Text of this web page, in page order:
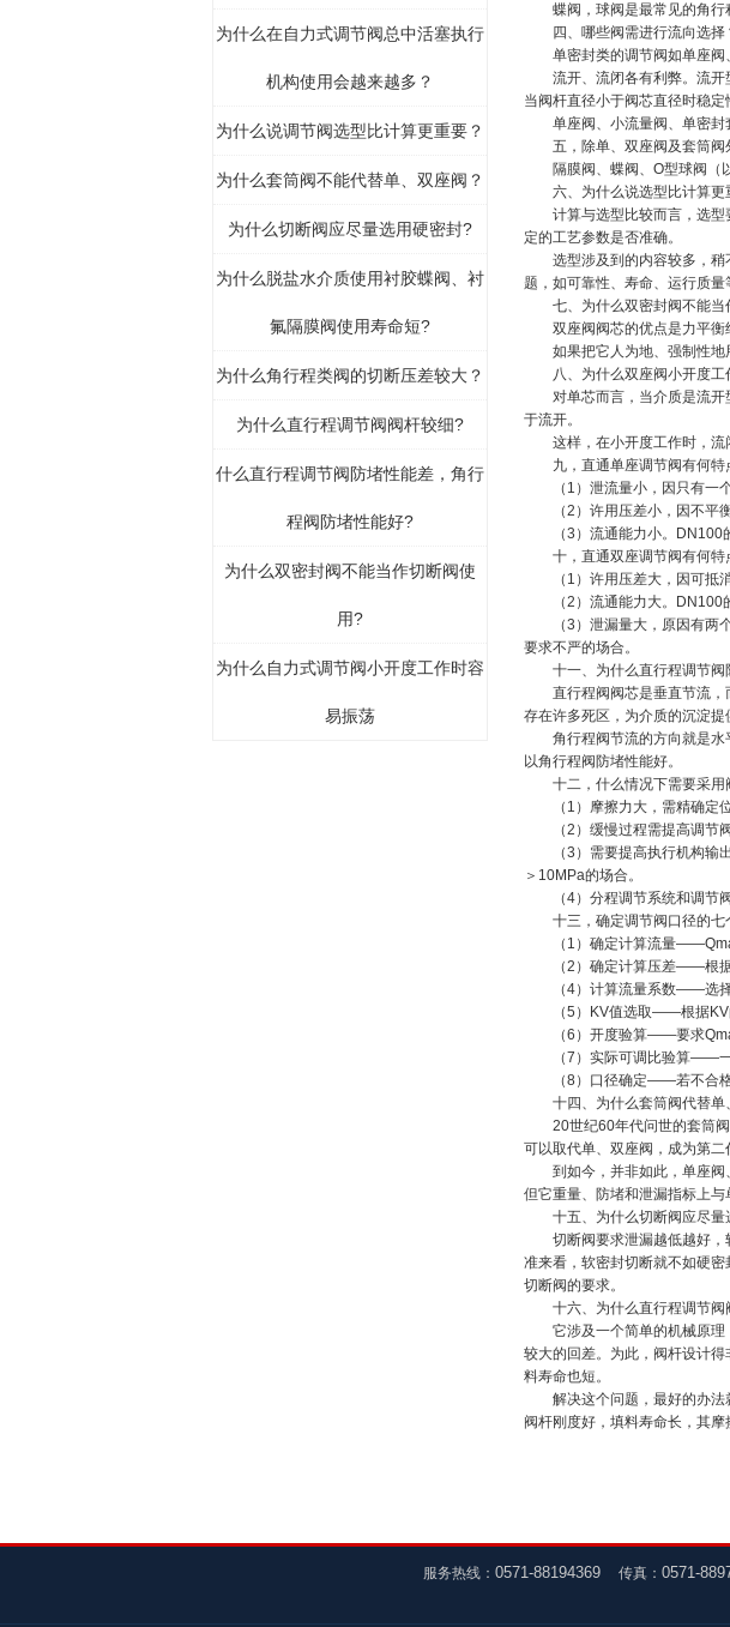
为什么在自力式调节阀总中活塞执行
机构使用会越来越多？
为什么说调节阀选型比计算更重要？
为什么套筒阀不能代替单、双座阀？
为什么切断阀应尽量选用硬密封?
为什么脱盐水介质使用衬胶蝶阀、衬
氟隔膜阀使用寿命短?
为什么角行程类阀的切断压差较大？
为什么直行程调节阀阀杆较细?
什么直行程调节阀防堵性能差，角行
程阀防堵性能好?
为什么双密封阀不能当作切断阀使
用?
为什么自力式调节阀小开度工作时容
易振荡
蝶阀，球阀是最常见的角行
四、哪些阀需进行流向选择
单密封类的调节阀如单座阀
流开、流闭各有利弊。流
当阀杆直径小于阀芯直径时稳定
单座阀、小流量阀、单密封
五，除单、双座阀及套筒阀
隔膜阀、蝶阀、O型球阀（
六、为什么说选型比计算更
计算与选型比较而言，选
定的工艺参数是否准确。
选型涉及到的内容较多，
题，如可靠性、寿命、运行质量
七、为什么双密封阀不能当
双座阀阀芯的优点是力平衡
如果把它人为地、强制性地
八、为什么双座阀小开度工
对单芯而言，当介质是流
于流开。
这样，在小开度工作时，流
九，直通单座调节阀有何特
（1）泄流量小，因只有一
（2）许用压差小，因不
（3）流通能力小。
十，直通双座调节阀有何特
（1）许用压差大，因可
（2）流通能力大。DN100
（3）泄漏量大，原因有
要求不严的场合。
十一、为什么直行程调节
直行程阀阀芯是垂直节流，
存在许多死区，为介质的沉淀提
角行程阀节流的方向就是
以角行程阀防堵性能好。
十二，什么情况下需要采用
（1）摩擦力大，需精确定
（2）缓慢过程需提高调节
（3）需要提高执行机构
＞10MPa的场合。
（4）分程调节系统和调节
十三，确定调节阀口径的七
（1）确定计算流量
（2）确定计算压差——根
（4）计算流量系数——选
（5）KV值选取——根据
（6）开度验算——要求
（7）实际可调比验算——
（8）口径确定——若不合
十四、为什么套筒阀代替单
20世纪60年代问世的套筒
可以取代单、双座阀，成为第二
到如今，并非如此，单座
但它重量、防堵和泄漏指标上与
十五、为什么切断阀应尽量
切断阀要求泄漏越低越好
准来看，软密封切断就不如硬
切断阀的要求。
十六、为什么直行程调节阀
它涉及一个简单的机械原
较大的回差。为此，阀杆设计
料寿命也短。
解决这个问题，最好的办
阀杆刚度好，填料寿命长，其
服务热线： 0571-88194369 传真： 0571-